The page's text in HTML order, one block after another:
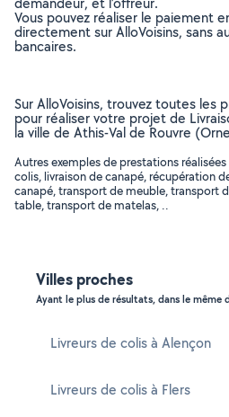
Vous pouvez réaliser le paiement
directement sur AlloVoisins, sans
bancaires.
Sur AlloVoisins, trouvez toutes les
pour réaliser votre projet de
la ville de Athis-Val de Rouvre
Autres exemples de prestations
colis, livraison de canapé, récupération
canapé, transport de meuble, transport
table, transport de matelas, ..
Villes proches
Ayant le plus de résultats, dans le même
Livreurs de colis à Alençon
Livreurs de colis à Flers